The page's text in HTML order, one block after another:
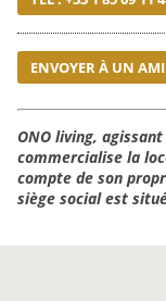
ENVOYER À UN AMI
ONO living,
commercialise la
compte de son
siège social est